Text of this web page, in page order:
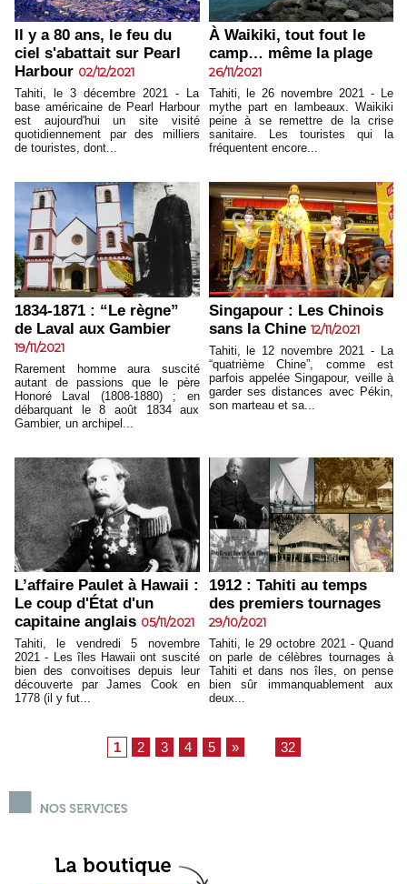
Il y a 80 ans, le feu du
ciel s'abattait sur Pearl
Harbour 02/12/2021
Tahiti, le 3 décembre 2021 - La
base américaine de Pearl Harbour
est aujourd'hui un site visité
quotidiennement par des milliers
de touristes, dont...
À Waikiki, tout fout le
camp… même la plage
26/11/2021
Tahiti, le 26 novembre 2021 - Le
mythe part en lambeaux. Waikiki
peine à se remettre de la crise
sanitaire. Les touristes qui la
fréquentent encore...
1834-1871 : “Le règne”
de Laval aux Gambier
19/11/2021
Rarement homme aura suscité
autant de passions que le père
Honoré Laval (1808-1880) ; en
débarquant le 8 août 1834 aux
Gambier, un archipel...
Singapour : Les Chinois
sans la Chine 12/11/2021
Tahiti, le 12 novembre 2021 - La
“quatrième Chine”, comme est
parfois appelée Singapour, veille à
garder ses distances avec Pékin,
son marteau et sa...
L’affaire Paulet à Hawaii :
Le coup d'État d'un
capitaine anglais 05/11/2021
Tahiti, le vendredi 5 novembre
2021 - Les îles Hawaii ont suscité
bien des convoitises depuis leur
découverte par James Cook en
1778 (il y fut...
1912 : Tahiti au temps
des premiers tournages
29/10/2021
Tahiti, le 29 octobre 2021 - Quand
on parle de célèbres tournages à
Tahiti et dans nos îles, on pense
bien sûr immanquablement aux
deux...
1 2 3 4 5 » 32